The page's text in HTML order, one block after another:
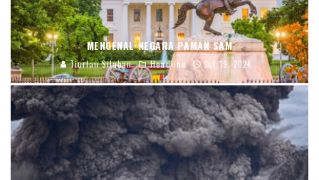
MENGENAL NEGARA PAMAN SAM
Tiurlan Silaban Headline Jul 19, 2024